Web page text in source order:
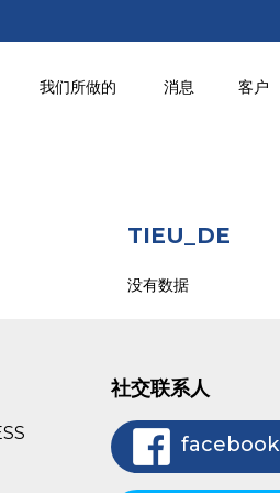
我们所做的 消息 客户
TIEU_DE
没有数据
社交联系人
facebook